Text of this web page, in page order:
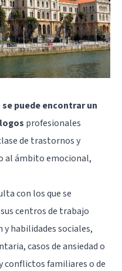
puede encontrar un
profesionales
de trastornos y
al ámbito emocional,
con los que se
centros de trabajo
habilidades sociales,
casos de ansiedad o
conflictos familiares o de